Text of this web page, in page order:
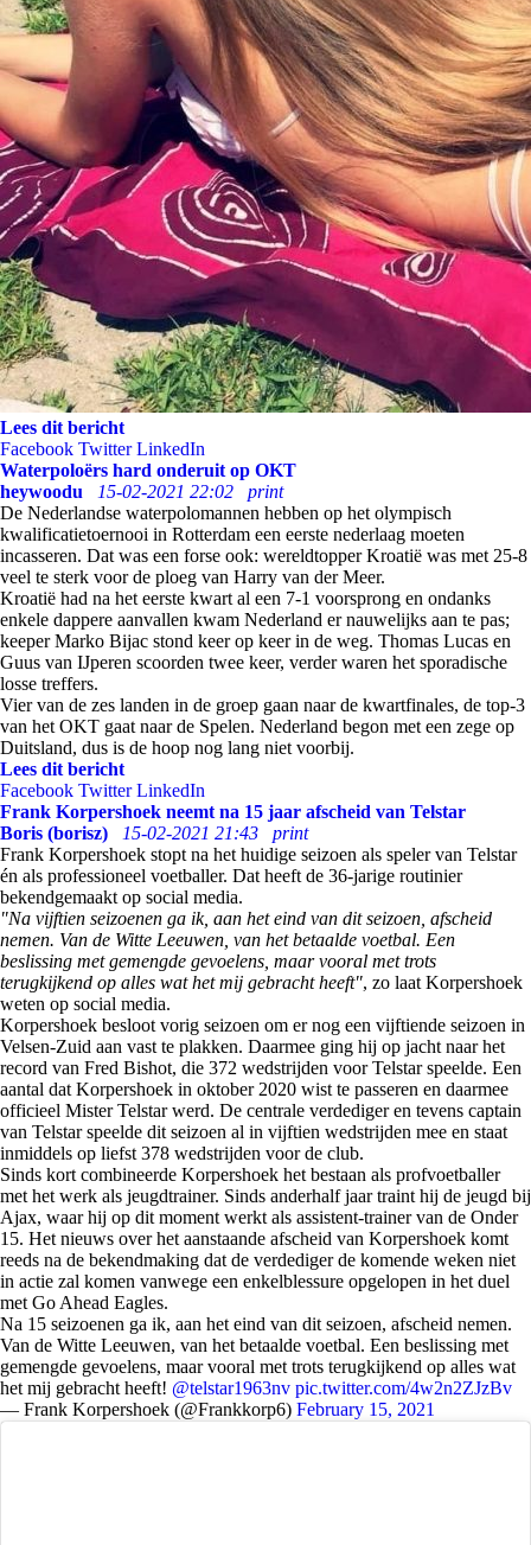
Lees dit bericht
Facebook Twitter LinkedIn
Waterpoloërs hard onderuit op OKT
heywoodu
15-02-2021 22:02
print
De Nederlandse waterpolomannen hebben op het olympisch
kwalificatietoernooi in Rotterdam een eerste nederlaag moeten
incasseren. Dat was een forse ook: wereldtopper Kroatië was met 25-8
veel te sterk voor de ploeg van Harry van der Meer.
Kroatië had na het eerste kwart al een 7-1 voorsprong en ondanks
enkele dappere aanvallen kwam Nederland er nauwelijks aan te pas;
keeper Marko Bijac stond keer op keer in de weg. Thomas Lucas en
Guus van IJperen scoorden twee keer, verder waren het sporadische
losse treffers.
Vier van de zes landen in de groep gaan naar de kwartfinales, de top-3
van het OKT gaat naar de Spelen. Nederland begon met een zege op
Duitsland, dus is de hoop nog lang niet voorbij.
Lees dit bericht
Facebook Twitter LinkedIn
Frank Korpershoek neemt na 15 jaar afscheid van Telstar
Boris (borisz)
15-02-2021 21:43
print
Frank Korpershoek stopt na het huidige seizoen als speler van Telstar
én als professioneel voetballer. Dat heeft de 36-jarige routinier
bekendgemaakt op social media.
"Na vijftien seizoenen ga ik, aan het eind van dit seizoen, afscheid
nemen. Van de Witte Leeuwen, van het betaalde voetbal. Een
beslissing met gemengde gevoelens, maar vooral met trots
terugkijkend op alles wat het mij gebracht heeft", zo laat Korpershoek
weten op social media.
Korpershoek besloot vorig seizoen om er nog een vijftiende seizoen in
Velsen-Zuid aan vast te plakken. Daarmee ging hij op jacht naar het
record van Fred Bishot, die 372 wedstrijden voor Telstar speelde. Een
aantal dat Korpershoek in oktober 2020 wist te passeren en daarmee
officieel Mister Telstar werd. De centrale verdediger en tevens captain
van Telstar speelde dit seizoen al in vijftien wedstrijden mee en staat
inmiddels op liefst 378 wedstrijden voor de club.
Sinds kort combineerde Korpershoek het bestaan als profvoetballer
met het werk als jeugdtrainer. Sinds anderhalf jaar traint hij de jeugd bij
Ajax, waar hij op dit moment werkt als assistent-trainer van de Onder
15. Het nieuws over het aanstaande afscheid van Korpershoek komt
reeds na de bekendmaking dat de verdediger de komende weken niet
in actie zal komen vanwege een enkelblessure opgelopen in het duel
met Go Ahead Eagles.
Na 15 seizoenen ga ik, aan het eind van dit seizoen, afscheid nemen.
Van de Witte Leeuwen, van het betaalde voetbal. Een beslissing met
gemengde gevoelens, maar vooral met trots terugkijkend op alles wat
het mij gebracht heeft! @telstar1963nv pic.twitter.com/4w2n2ZJzBv
— Frank Korpershoek (@Frankkorp6) February 15, 2021